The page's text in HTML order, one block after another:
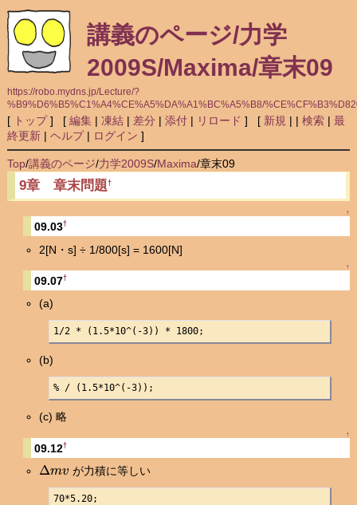
講義のページ/力学
2009S/Maxima/章末09
https://robo.mydns.jp/Lecture/?
%B9%D6%B5%C1%A4%CE%A5%DA%A1%BC%A5%B8/
[ トップ] [ 編集| 凍結 | 差分 | 添付| リロード ] [ 新規 | | 検索| 最
終更新| ヘルプ| ログイン ]
Top/講義のページ/力学2009S/Maxima/章末09
9章 章末問題†
↑
09.03†
2[N・s] ÷ 1/800[s] = 1600[N]
↑
09.07†
(a)
1/2 * (1.5*10^(-3)) * 1800;
(b)
% / (1.5*10^(-3));
(c) 略
↑
09.12†
Δmv が力積に等しい
70*5.20;